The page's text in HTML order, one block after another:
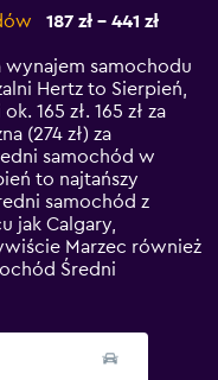
187 zł - 441 zł
wynajem samochodu
Hertz to Sierpień,
165 zł. 165 zł za
(274 zł) za
samochód w
to najtańszy
samochód z
jak Calgary,
Marzec również
Średni